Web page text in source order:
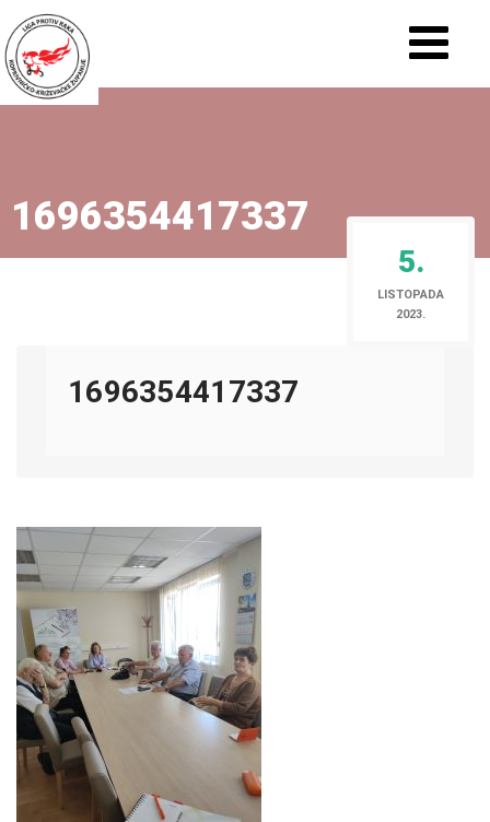
1696354417337
5.
LISTOPADA
2023.
1696354417337